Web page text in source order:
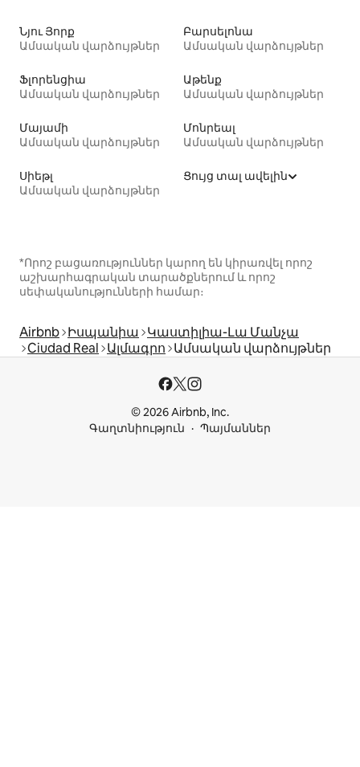
Նյու Յորք
Ամսական վարձույթներ
Բարսելոնա
Ամսական վարձույթներ
Ֆլորենցիա
Ամսական վարձույթներ
Աթենք
Ամսական վարձույթներ
Մայամի
Ամսական վարձույթներ
Մոնրեալ
Ամսական վարձույթներ
Սիեթլ
Ամսական վարձույթներ
Ցույց տալ ավելին
*Որոշ բացառություններ կարող են կիրառվել որոշ
աշխարհագրական տարածքներում և որոշ
սեփականությունների համար։
Airbnb Իսպանիա Կաստիլիա-Լա Մանչա
Ciudad Real Ալմագրո Ամսական վարձույթներ
© 2026 Airbnb, Inc.
Գաղտնիություն
Պայմաններ